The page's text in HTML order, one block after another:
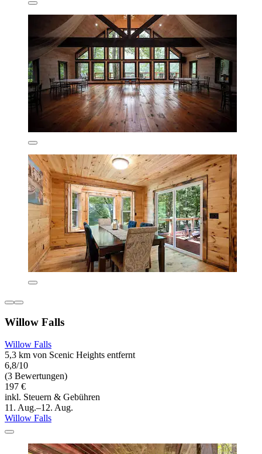
Willow Falls
Willow Falls
5,3 km von Scenic Heights entfernt
6,8/10
(3 Bewertungen)
197 €
inkl. Steuern & Gebühren
11. Aug.–12. Aug.
Willow Falls